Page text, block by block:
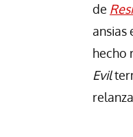
de
ansias
hecho
Evil